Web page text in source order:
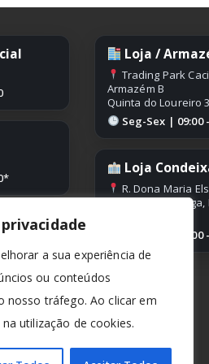
a sua experiência de
ou conteúdos
nosso tráfego. Ao clicar em
utilização de cookies.
Loja /
Trading Park
Armazém B
Quinta do Loureiro
Seg-Sex | 09:00
Loja
R. Dona Maria
Edifício Conímbriga,
Seg-Sex | 09:00